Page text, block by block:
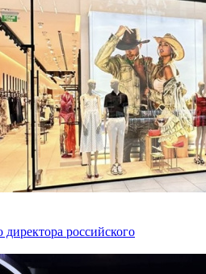
директора российского